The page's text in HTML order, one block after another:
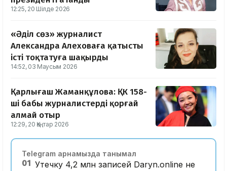
12:25, 20 Шілде 2026
«Әділ сөз» журналист
Александра Алеховаға қатысты
істі тоқтатуға шақырды
14:52, 03 Маусым 2026
Қарлығаш Жаманқұлова: ҚК 158-
ші бабы журналистерді қорғай
алмай отыр
12:29, 20 Қаңтар 2026
Telegram арнамызда танымал
01 Утечку 4,2 млн записей Daryn.online не